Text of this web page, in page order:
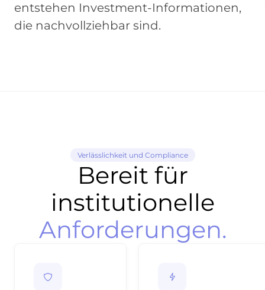
entstehen Investment-Informationen,
die nachvollziehbar sind.
Verlässlichkeit und Compliance
Bereit für
institutionelle
Anforderungen.